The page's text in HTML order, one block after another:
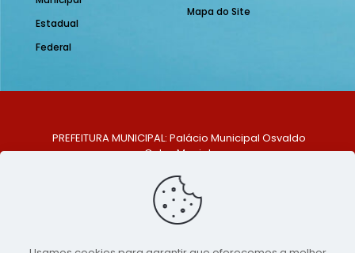
Estadual
Federal
Mapa do Site
PREFEITURA MUNICIPAL: Palácio Municipal Osvaldo
Celso Maciel
Centro, São Bento do Una - PE. CEP: 553370-128
TELEFONE: (81) 99548-1569
E-MAIL: ouvidoria@saobentodouna.pe.gov.br